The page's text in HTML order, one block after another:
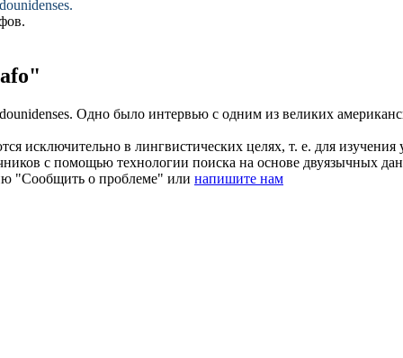
.
Одно было интервью с одним из великих
исключительно в лингвистических целях, т. е. для
с помощью технологии поиска на основе двуязычных
"Сообщить о проблеме" или напишите нам